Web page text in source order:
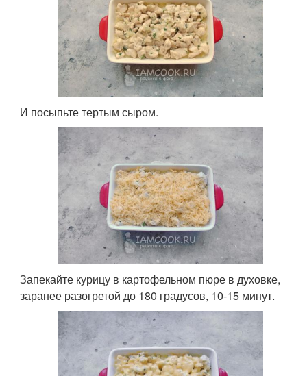
И посыпьте тертым сыром.
Запекайте курицу в картофельном пюре в духовке,
заранее разогретой до 180 градусов, 10-15 минут.